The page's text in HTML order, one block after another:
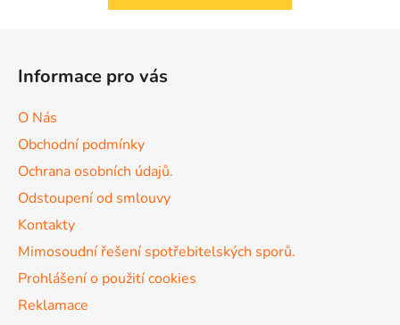
Informace pro vás
O Nás
Obchodní podmínky
Ochrana osobních údajů.
Odstoupení od smlouvy
Kontakty
Mimosoudní řešení spotřebitelských sporů.
Prohlášení o použití cookies
Reklamace